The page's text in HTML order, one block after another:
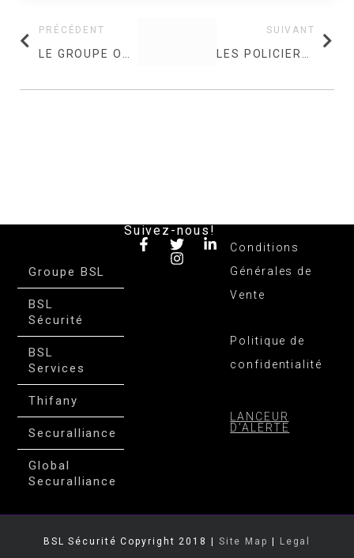
PRÉCÉDENT SUIVANT
Groupe BSL
BSL
Sécurité
BSL
Services
Thifany
Securalliance
Global
Securalliance
Suivez-nous!
Conditions
Générales de
Vente
Politique de
confidentialité
LANCEUR
D’ALERTE
BSL Sécurité Copyright 2018 | Site Map Legal